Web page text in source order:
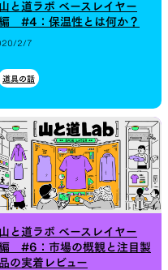
山と道ラボ ベースレイヤー
#4：保温性とは何か？
2/7
道具の話
山と道ラボ ベースレイヤー
#6：市場の概観と注目製
品の実着レビュー